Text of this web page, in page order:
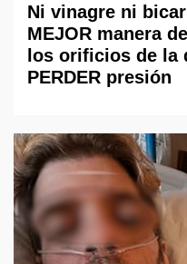
Ni vinagre ni
MEJOR manera
los orificios de la
PERDER presión